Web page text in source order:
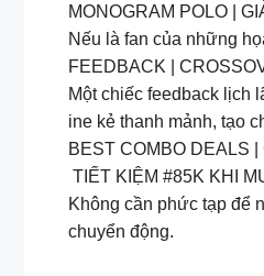
MONOGRAM POLO |
Nếu là fan của những
FEEDBACK |
Một chiếc feedback lịch
ine kẻ thanh mảnh, tạo
BEST COMBO DEALS |
TIẾT KIỆM #85K KHI
Không cần phức tạp để
chuyển động.